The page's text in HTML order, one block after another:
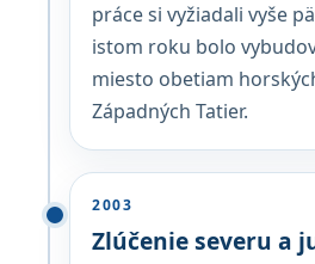
práce si vyžiadali vyše
istom roku bolo
miesto obetiam
Západných Tatier.
2003
Zlúčenie severu a